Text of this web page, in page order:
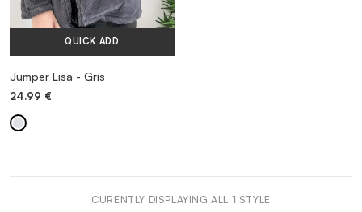
ZAPATOS
ACCESORIOS
VENTA
QUICK ADD
Jumper Lisa - Gris
24.99 €
CURENTLY DISPLAYING ALL 1 STYLE